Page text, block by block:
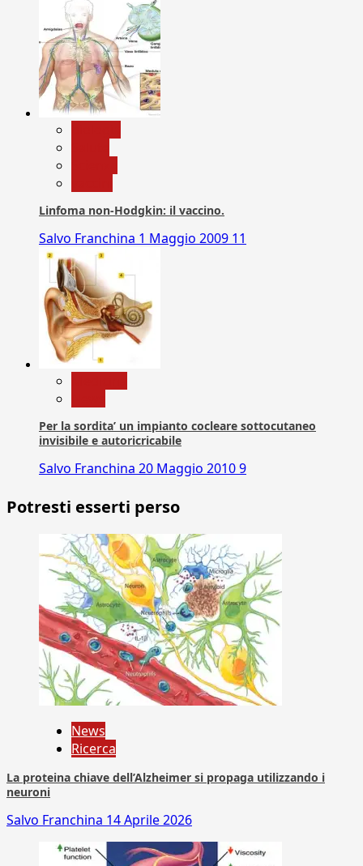
Linfoma non-Hodgkin: il vaccino.
Salvo Franchina 1 Maggio 2009 11
Per la sordita’ un impianto cocleare sottocutaneo
invisibile e autoricricabile
Salvo Franchina 20 Maggio 20109
Potresti esserti perso
News
Ricerca
La proteina chiave dell’Alzheimer si propaga utilizzando i
neuroni
Salvo Franchina 14 Aprile 2026